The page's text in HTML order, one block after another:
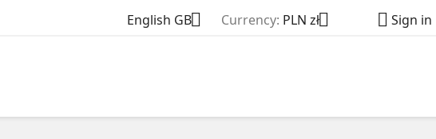
English GB Currency: PLN zł  Sign in